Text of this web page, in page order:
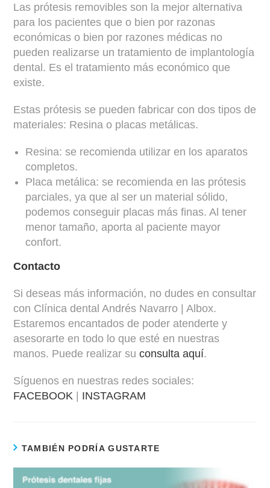
Las prótesis removibles son la mejor alternativa
para los pacientes que o bien por razonas
económicas o bien por razones médicas no
pueden realizarse un tratamiento de implantología
dental. Es el tratamiento más económico que
existe.
Estas prótesis se pueden fabricar con dos tipos de
materiales: Resina o placas metálicas.
Resina: se recomienda utilizar en los aparatos
completos.
Placa metálica: se recomienda en las prótesis
parciales, ya que al ser un material sólido,
podemos conseguir placas más finas. Al tener
menor tamaño, aporta al paciente mayor
confort.
Contacto
Si deseas más información, no dudes en consultar
con Clínica dental Andrés Navarro | Albox.
Estaremos encantados de poder atenderte y
asesorarte en todo lo que esté en nuestras
manos. Puede realizar suconsulta aquí.
Síguenos en nuestras redes sociales:
FACEBOOK | INSTAGRAM
TAMBIÉN PODRÍA GUSTARTE